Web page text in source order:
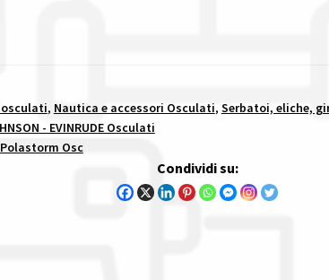
, Nautica e accessori Osculati, Serbatoi, eliche,
- EVINRUDE Osculati
Polastorm Osc
Condividi su: